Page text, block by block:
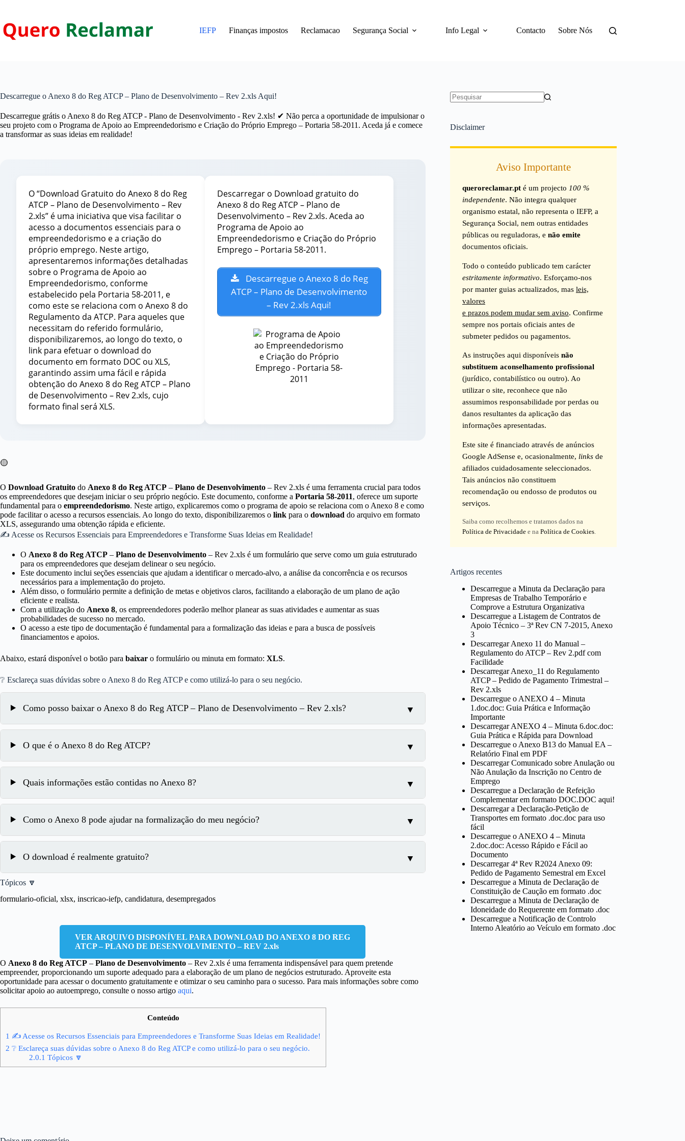
conteúdo
IEFP Finanças impostos Reclamacao Segurança Social Info Legal Contacto Sobre Nós
Descarregue o Anexo 8 do Reg ATCP – Plano de Desenvolvimento – Rev 2.xls Aqui!
Descarregue grátis o Anexo 8 do Reg ATCP - Plano de Desenvolvimento - Rev 2.xls! ✔ Não perca a oportunidade de impulsionar o
seu projeto com o Programa de Apoio ao Empreendedorismo e Criação do Próprio Emprego – Portaria 58-2011. Aceda já e comece
a transformar as suas ideias em realidade!
O “Download Gratuito do Anexo 8 do Reg
ATCP – Plano de Desenvolvimento – Rev
2.xls” é uma iniciativa que visa facilitar o
acesso a documentos essenciais para o
empreendedorismo e a criação do
próprio emprego. Neste artigo,
apresentaremos informações detalhadas
sobre o Programa de Apoio ao
Empreendedorismo, conforme
estabelecido pela Portaria 58-2011, e
como este se relaciona com o Anexo 8 do
Regulamento da ATCP. Para aqueles que
necessitam do referido formulário,
disponibilizaremos, ao longo do texto, o
link para efetuar o download do
documento em formato DOC ou XLS,
garantindo assim uma fácil e rápida
obtenção do Anexo 8 do Reg ATCP – Plano
de Desenvolvimento – Rev 2.xls, cujo
formato final será XLS.
Descarregar o Download gratuito do
Anexo 8 do Reg ATCP – Plano de
Desenvolvimento – Rev 2.xls. Aceda ao
Programa de Apoio ao
Empreendedorismo e Criação do Próprio
Emprego – Portaria 58-2011.
Descarregue o Anexo 8 do Reg
ATCP – Plano de Desenvolvimento
– Rev 2.xls Aqui!
🟡
O Download Gratuito do Anexo 8 do Reg ATCP – Plano de Desenvolvimento – Rev 2.xls é uma ferramenta crucial para todos
os empreendedores que desejam iniciar o seu próprio negócio. Este documento, conforme a Portaria 58-2011, oferece um suporte
fundamental para o empreendedorismo. Neste artigo, explicaremos como o programa de apoio se relaciona com o Anexo 8 e como
pode facilitar o acesso a recursos essenciais. Ao longo do texto, disponibilizaremos o link para o download do arquivo em formato
XLS, assegurando uma obtenção rápida e eficiente.
✍ Acesse os Recursos Essenciais para Empreendedores e Transforme Suas Ideias em Realidade!
O Anexo 8 do Reg ATCP – Plano de Desenvolvimento – Rev 2.xls é um formulário que serve como um guia estruturado
para os empreendedores que desejam delinear o seu negócio.
Este documento inclui seções essenciais que ajudam a identificar o mercado-alvo, a análise da concorrência e os recursos
necessários para a implementação do projeto.
Além disso, o formulário permite a definição de metas e objetivos claros, facilitando a elaboração de um plano de ação
eficiente e realista.
Com a utilização do Anexo 8, os empreendedores poderão melhor planear as suas atividades e aumentar as suas
probabilidades de sucesso no mercado.
O acesso a este tipo de documentação é fundamental para a formalização das ideias e para a busca de possíveis
financiamentos e apoios.
Abaixo, estará disponível o botão para baixar o formulário ou minuta em formato: XLS.
❔ Esclareça suas dúvidas sobre o Anexo 8 do Reg ATCP e como utilizá-lo para o seu negócio.
Como posso baixar o Anexo 8 do Reg ATCP – Plano de Desenvolvimento – Rev 2.xls?
O que é o Anexo 8 do Reg ATCP?
Quais informações estão contidas no Anexo 8?
Como o Anexo 8 pode ajudar na formalização do meu negócio?
O download é realmente gratuito?
Tópicos 🔽
formulario-oficial, xlsx, inscricao-iefp, candidatura, desempregados
VER ARQUIVO DISPONÍVEL PARA DOWNLOAD DO ANEXO 8 DO REG
ATCP – PLANO DE DESENVOLVIMENTO – REV 2.xls
O Anexo 8 do Reg ATCP – Plano de Desenvolvimento – Rev 2.xls é uma ferramenta indispensável para quem pretende
empreender, proporcionando um suporte adequado para a elaboração de um plano de negócios estruturado. Aproveite esta
oportunidade para acessar o documento gratuitamente e otimizar o seu caminho para o sucesso. Para mais informações sobre como
solicitar apoio ao autoemprego, consulte o nosso artigo aqui.
Conteúdo
1 ✍ Acesse os Recursos Essenciais para Empreendedores e Transforme Suas Ideias em Realidade!
2 ❔ Esclareça suas dúvidas sobre o Anexo 8 do Reg ATCP e como utilizá-lo para o seu negócio.
2.0.1 Tópicos 🔽
Disclaimer
Aviso Importante
queroreclamar.pt é um projecto100 %
independente. Não integra qualquer
organismo estatal, não representa o IEFP, a
Segurança Social, nem outras entidades
públicas ou reguladoras, enão emite
documentos oficiais.
Todo o conteúdo publicado tem carácter
estritamente informativo. Esforçamo-nos
por manter guias actualizados, masleis,
valores
e prazos podem mudar sem aviso. Confirme
sempre nos portais oficiais antes de
submeter pedidos ou pagamentos.
As instruções aqui disponíveisnão
substituem aconselhamento profissional
(jurídico, contabilístico ou outro). Ao
utilizar o site, reconhece que não
assumimos responsabilidade por perdas ou
danos resultantes da aplicação das
informações apresentadas.
Este site é financiado através de anúncios
Google AdSense e, ocasionalmente, links de
afiliados cuidadosamente seleccionados.
Tais anúncios não constituem
recomendação ou endosso de produtos ou
serviços.
Saiba como recolhemos e tratamos dados na
Política de Privacidade e naPolítica de Cookies.
Artigos recentes
Descarregue a Minuta da Declaração para
Empresas de Trabalho Temporário e
Comprove a Estrutura Organizativa
Descarregue a Listagem de Contratos de
Apoio Técnico – 3ª Rev CN 7-2015, Anexo
3
Descarregar Anexo 11 do Manual –
Regulamento do ATCP – Rev 2.pdf com
Facilidade
Descarregar Anexo_11 do Regulamento
ATCP – Pedido de Pagamento Trimestral –
Rev 2.xls
Descarregue o ANEXO 4 – Minuta
1.doc.doc: Guia Prática e Informação
Importante
Descarregar ANEXO 4 – Minuta 6.doc.doc:
Guia Prática e Rápida para Download
Descarregue o Anexo B13 do Manual EA –
Relatório Final em PDF
Descarregar Comunicado sobre Anulação ou
Não Anulação da Inscrição no Centro de
Emprego
Descarregue a Declaração de Refeição
Complementar em formato DOC.DOC aqui!
Descarregar a Declaração-Petição de
Transportes em formato .doc.doc para uso
fácil
Descarregue o ANEXO 4 – Minuta
2.doc.doc: Acesso Rápido e Fácil ao
Documento
Descarregar 4ª Rev R2024 Anexo 09:
Pedido de Pagamento Semestral em Excel
Descarregue a Minuta de Declaração de
Constituição de Caução em formato .doc
Descarregue a Minuta de Declaração de
Idoneidade do Requerente em formato .doc
Descarregue a Notificação de Controlo
Interno Aleatório ao Veículo em formato .doc